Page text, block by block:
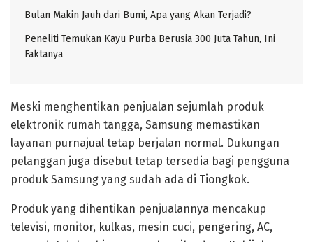
Bulan Makin Jauh dari Bumi, Apa yang Akan Terjadi?
Peneliti Temukan Kayu Purba Berusia 300 Juta Tahun, Ini
Faktanya
Meski menghentikan penjualan sejumlah produk
elektronik rumah tangga, Samsung memastikan
layanan purnajual tetap berjalan normal. Dukungan
pelanggan juga disebut tetap tersedia bagi pengguna
produk Samsung yang sudah ada di Tiongkok.
Produk yang dihentikan penjualannya mencakup
televisi, monitor, kulkas, mesin cuci, pengering, AC,